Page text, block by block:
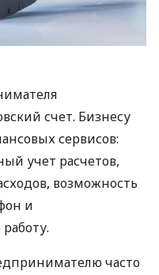
счет. Бизнесу
сервисов:
учет расчетов,
возможность
и
часто